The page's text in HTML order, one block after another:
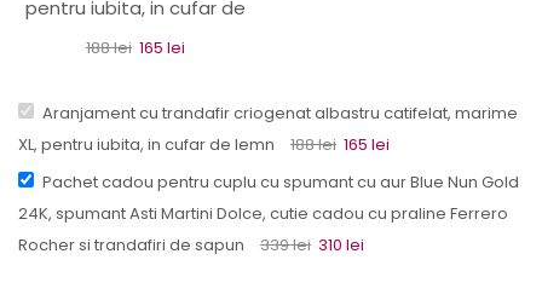
pentru iubita, in cufar de
lemn
188lei 165 lei
Aranjament cu trandafir criogenat albastru catifelat, marime
XL, pentru iubita, in cufar de lemn
188lei 165 lei
Pachet cadou pentru cuplu cu spumant cu aur Blue Nun Gold
24K, spumant Asti Martini Dolce, cutie cadou cu praline Ferrero
Rocher si trandafiri de sapun
339lei 310 lei